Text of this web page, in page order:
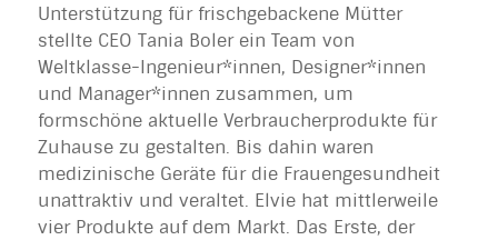
Unterstützung für frischgebackene Mütter
stellte CEO Tania Boler ein Team von
Weltklasse-Ingenieur*innen, Designer*innen
und Manager*innen zusammen, um
formschöne aktuelle Verbraucherprodukte für
Zuhause zu gestalten. Bis dahin waren
medizinische Geräte für die Frauengesundheit
unattraktiv und veraltet. Elvie hat mittlerweile
vier Produkte auf dem Markt. Das Erste, der